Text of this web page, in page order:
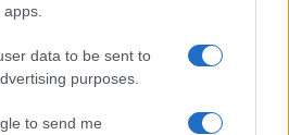
data to be sent to
purposes.
to send me